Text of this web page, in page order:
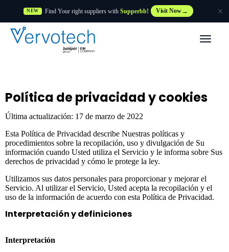
NEW Find Your right suppliers with Supperbb! Visit Now
Política de privacidad y cookies
Última actualización: 17 de marzo de 2022
Esta Política de Privacidad describe Nuestras políticas y
procedimientos sobre la recopilación, uso y divulgación de Su
información cuando Usted utiliza el Servicio y le informa sobre Sus
derechos de privacidad y cómo le protege la ley.
Utilizamos sus datos personales para proporcionar y mejorar el
Servicio. Al utilizar el Servicio, Usted acepta la recopilación y el
uso de la información de acuerdo con esta Política de Privacidad.
Interpretación y definiciones
Interpretación
Características
Clientes
Recursos
Proveedor
Empresa